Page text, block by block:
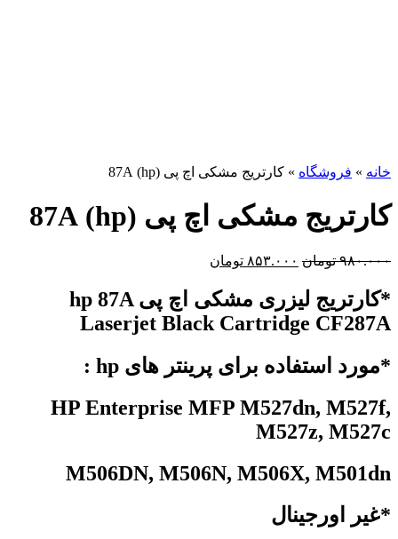
خانه » فروشگاه » کارتریج مشکی اچ پی (hp) 87A
کارتریج مشکی اچ پی (hp) 87A
۹۸۰.۰۰۰ تومان ۸۵۳.۰۰۰ تومان
*کارتریج لیزری مشکی اچ پی hp 87A
Laserjet Black Cartridge CF287A
*مورد استفاده برای پرینتر های hp :
HP Enterprise MFP M527dn, M527f,
M527z, M527c
M506DN, M506N, M506X, M501dn
*غیر اورجینال